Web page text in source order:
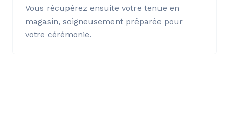
Vous récupérez ensuite votre tenue en
magasin, soigneusement préparée pour
votre cérémonie.